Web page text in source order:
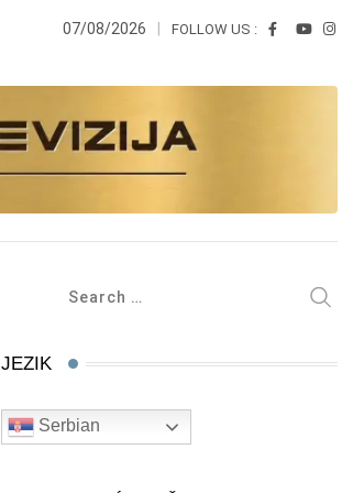
07/08/2026 FOLLOW US :
JEZIK
Serbian